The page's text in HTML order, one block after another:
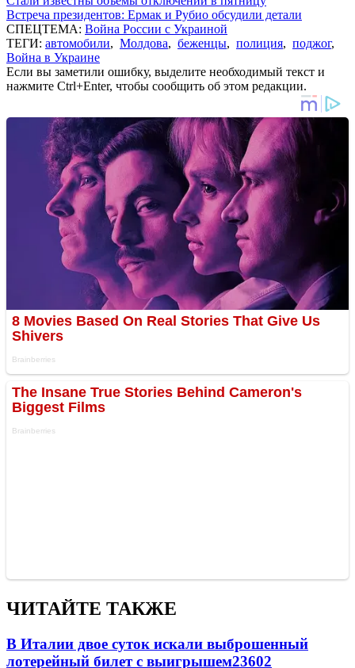
Встреча президентов: Ермак и Рубио обсудили детали
СПЕЦТЕМА: Война России с Украиной
ТЕГИ: автомобили, Молдова, беженцы, полиция, поджог,
Война в Украине
Если вы заметили ошибку, выделите необходимый текст и
нажмите Ctrl+Enter, чтобы сообщить об этом редакции.
ЧИТАЙТЕ ТАКЖЕ
В Италии двое суток искали выброшенный
лотерейный билет с выигрышем23602